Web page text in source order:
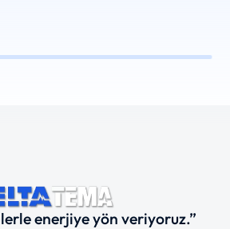
enerjiye yön veriyoruz.”